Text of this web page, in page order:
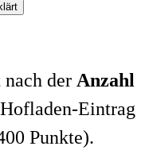
der Anzahl
Eintrag
Punkte).